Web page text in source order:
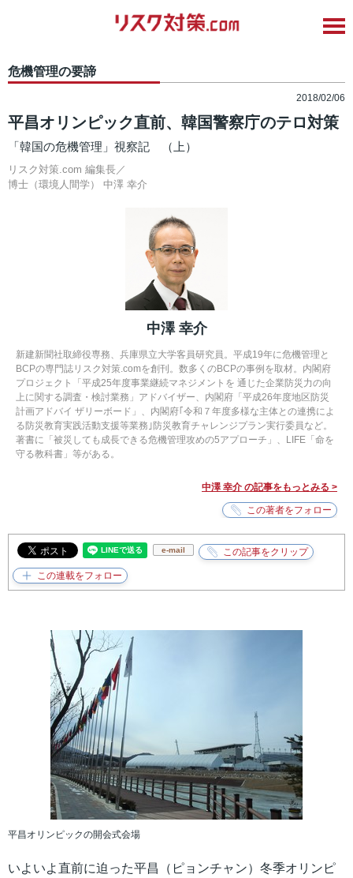
危機管理の要諦
2018/02/06
平昌オリンピック直前、韓国警察庁のテロ対策
「韓国の危機管理」視察記 （上）
リスク対策.com 編集長／
博士（環境人間学）
中澤 幸介
中澤 幸介
新建新聞社取締役専務、兵庫県立大学客員研究員。平成19年に危機管理と
BCPの専門誌リスク対策.comを創刊。数多くのBCPの事例を取材。内閣府
プロジェクト「平成25年度事業継続マネジメントを 通じた企業防災力の向
上に関する調査・検討業務」アドバイザー、内閣府「平成26年度地区防災
計画アドバイ ザリーボード」、内閣府｢令和７年度多様な主体との連携によ
る防災教育実践活動支援等業務｣防災教育チャレンジプラン実行委員など。
著書に「被災しても成長できる危機管理攻めの5アプローチ」、LIFE「命を
守る教科書」等がある。
中澤 幸介 の記事をもっとみる >
e-mail
平昌オリンピックの開会式会場
いよいよ直前に迫った平昌（ピョンチャン）冬季オリンピ